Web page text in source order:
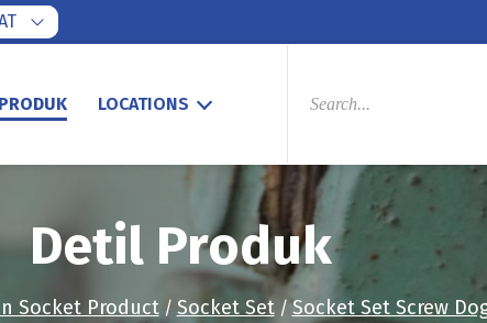
PRODUK LOCATIONS
PRODUCTS
Detil Produk
Socket Product/ Socket Set/Socket Set Screw